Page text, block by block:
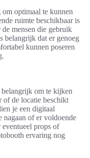
optimaal te kunnen
ruimte beschikbaar is
mensen die gebruik
belangrijk dat er genoeg
kunnen poseren
om te kijken
of de locatie beschikt
je een digitaal
nagaan of er voldoende
props of
ervaring nog